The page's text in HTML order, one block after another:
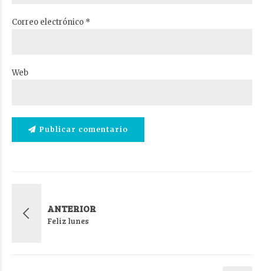
Correo electrónico *
Web
Publicar comentario
ANTERIOR
Feliz lunes